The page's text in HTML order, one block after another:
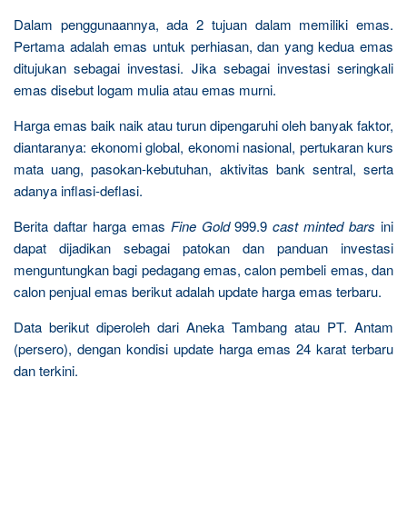
Dalam penggunaannya, ada 2 tujuan dalam memiliki emas.
Pertama adalah emas untuk perhiasan, dan yang kedua emas
ditujukan sebagai investasi. Jika sebagai investasi seringkali
emas disebut logam mulia atau emas murni.
Harga emas baik naik atau turun dipengaruhi oleh banyak faktor,
diantaranya: ekonomi global, ekonomi nasional, pertukaran kurs
mata uang, pasokan-kebutuhan, aktivitas bank sentral, serta
adanya inflasi-deflasi.
Berita daftar harga emas Fine Gold999.9cast minted barsini
dapat dijadikan sebagai patokan dan panduan investasi
menguntungkan bagi pedagang emas, calon pembeli emas, dan
calon penjual emas berikut adalah update harga emas terbaru.
Data berikut diperoleh dari Aneka Tambang atau PT. Antam
(persero), dengan kondisi update harga emas 24 karat terbaru
dan terkini.